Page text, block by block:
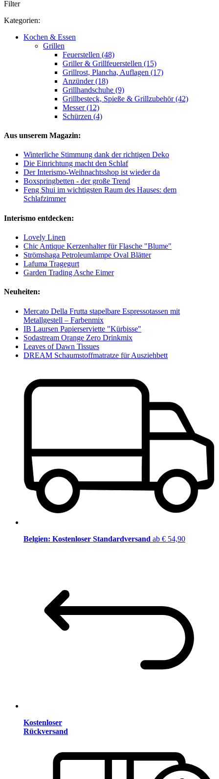
Filter
Kategorien:
Kochen & Essen
Grillen
Feuerstellen (48)
Griller & Grillfeuerstellen (15)
Grillrost, Plancha, Auflagen (17)
Anzünder (18)
Grillhandschuhe (9)
Grillbesteck, Spieße & Grillzubehör (42)
Messer (12)
Schürzen (4)
Aus unserem Magazin:
Winterliche Stimmung dank der richtigen Deko
Die Einrichtung macht den Schlaf
Der Interismo-Weihnachtsshop ist wieder da
Boxspringbetten - der große Trend
Feng Shui im wichtigsten Raum des Hauses: dem
Schlafzimmer
Interismo entdecken:
Lovely Linen
Chic Antique Kerzenhalter für Flasche "Blume"
Strömshaga Petroleumlampe Oval Blätter
Lafuma Tragegurt
Garden Trading Asche Eimer
Neuheiten:
Mercato Della Frutta stapelbare Espressotassen mit
Metallgestell – Farbenmix
IB Laursen Papierserviette "Kürbisse"
Sodastream Orange Zero Drinkmix
Leaves of Dawn Tissues
DREAM Schaumstoffmatratze für Ausziehbett
Belgien: Kostenloser Standardversand ab € 54,90
Kostenloser
Rückversand